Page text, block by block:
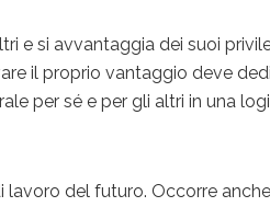
e si avvantaggia dei suoi
il proprio vantaggio deve
per sé e per gli altri in una
del futuro. Occorre